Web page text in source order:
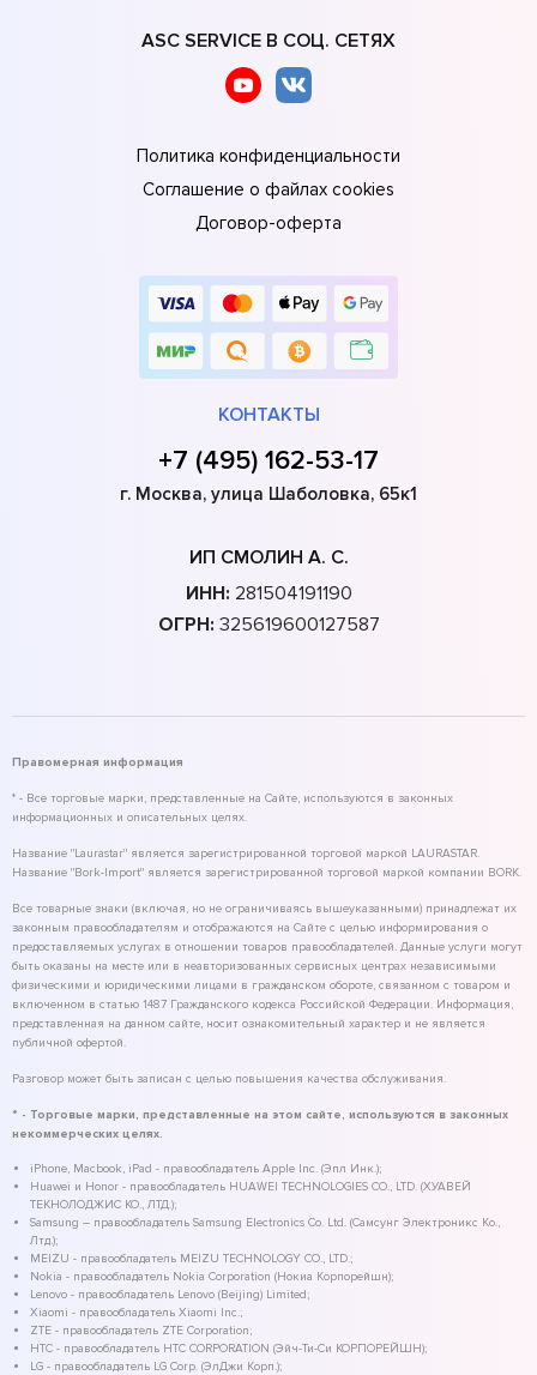
ASC SERVICE В СОЦ. СЕТЯХ
Политика конфиденциальности
Соглашение о файлах cookies
Договор-оферта
КОНТАКТЫ
+7 (495) 162-53-17
г. Москва, улица Шаболовка, 65к1
ИП СМОЛИН А. С.
ИНН: 281504191190
ОГРН: 325619600127587
Правомерная информация
* - Все торговые марки, представленные на Сайте, используются в законных
информационных и описательных целях.
Название "Laurastar" является зарегистрированной торговой маркой LAURASTAR.
Название "Bork-Import" является зарегистрированной торговой маркой компании BORK.
Все товарные знаки (включая, но не ограничиваясь вышеуказанными) принадлежат их
законным правообладателям и отображаются на Сайте с целью информирования о
предоставляемых услугах в отношении товаров правообладателей. Данные услуги могут
быть оказаны на месте или в неавторизованных сервисных центрах независимыми
физическими и юридическими лицами в гражданском обороте, связанном с товаром и
включенном в статью 1487 Гражданского кодекса Российской Федерации. Информация,
представленная на данном сайте, носит ознакомительный характер и не является
публичной офертой.
Разговор может быть записан с целью повышения качества обслуживания.
* - Торговые марки, представленные на этом сайте, используются в законных
некоммерческих целях.
iPhone, Macbook, iPad - правообладатель Apple Inc. (Эпл Инк.);
Huawei и Honor - правообладатель HUAWEI TECHNOLOGIES CO., LTD. (ХУАВЕЙ
ТЕКНОЛОДЖИС КО., ЛТД.);
Samsung – правообладатель Samsung Electronics Co. Ltd. (Самсунг Электроникс Ко.,
Лтд.);
MEIZU - правообладатель MEIZU TECHNOLOGY CO., LTD.;
Nokia - правообладатель Nokia Corporation (Нокиа Корпорейшн);
Lenovo - правообладатель Lenovo (Beijing) Limited;
Xiaomi - правообладатель Xiaomi Inc.;
ZTE - правообладатель ZTE Corporation;
HTC - правообладатель HTC CORPORATION (Эйч-Ти-Си КОРПОРЕЙШН);
LG - правообладатель LG Corp. (ЭлДжи Корп.);